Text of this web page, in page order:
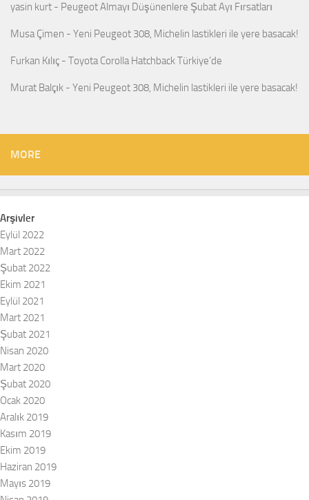
yasin kurt - Peugeot Almayı Düşünenlere Şubat Ayı Fırsatları
Musa Çimen - Yeni Peugeot 308, Michelin lastikleri ile yere basacak!
Furkan Kılıç - Toyota Corolla Hatchback Türkiye’de
Murat Balçık - Yeni Peugeot 308, Michelin lastikleri ile yere basacak!
MORE
Arşivler
Eylül 2022
Mart 2022
Şubat 2022
Ekim 2021
Eylül 2021
Mart 2021
Şubat 2021
Nisan 2020
Mart 2020
Şubat 2020
Ocak 2020
Aralık 2019
Kasım 2019
Ekim 2019
Haziran 2019
Mayıs 2019